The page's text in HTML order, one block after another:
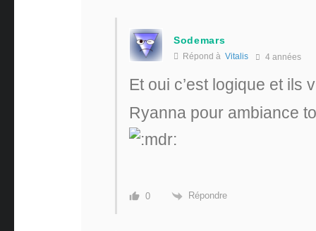
Sodemars
Répond à Vitalis 4 années
Et oui c’est logique et ils
Ryanna pour ambiance
0 Répondre